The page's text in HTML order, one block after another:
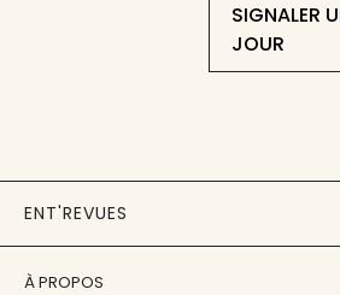
SIGNALER
JOUR
ENT'REVUES
À PROPOS